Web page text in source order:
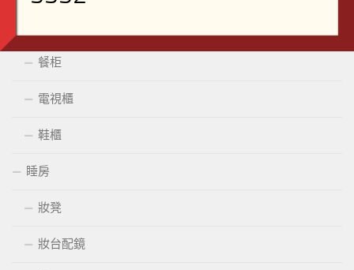
餐柜
電視櫃
鞋櫃
睡房
妝凳
妝台配鏡